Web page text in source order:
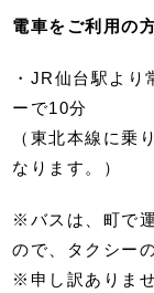
電車をご利用の
・JR仙台駅より
ーで10分
（東北本線に乗
なります。）
※バスは、町で
ので、タクシー
※申し訳ありま